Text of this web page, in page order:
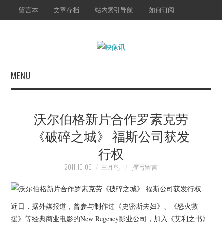
留言本 文章存档 站内索引导航 如何订阅
MENU
映像快讯
脱口秀
沃尔伯格新片合作罗素克劳
《破碎之城》 福斯公司获发
行权
2011-10-09 三月鸟 撰写留言
近日，据外媒报道，曾参与制作过《史密斯夫妇》、《怒火救
援》等经典商业电影的New Regency影业公司，加入《艾利之书》